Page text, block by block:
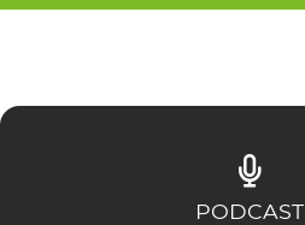
PODCAST